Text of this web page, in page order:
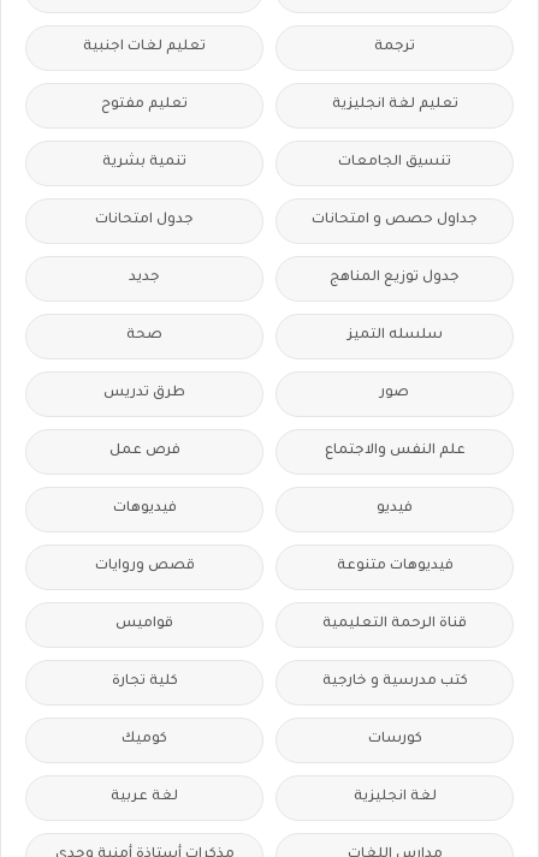
ترجمة تعليم لغات اجنبية
تعليم لغة انجليزية تعليم مفتوح
تنسيق الجامعات تنمية بشرية
جداول حصص و امتحانات جدول امتحانات
جدول توزيع المناهج جديد
سلسله التميز صحة
صور طرق تدريس
علم النفس والاجتماع فرص عمل
فيديو فيديوهات
فيديوهات متنوعة قصص وروايات
قناة الرحمة التعليمية قواميس
كتب مدرسية و خارجية كلية تجارة
كورسات كوميك
لغة انجليزية لغة عربية